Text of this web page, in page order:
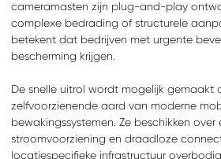
cameramasten zijn plug-and-play
complexe bedrading of structurele
betekent dat bedrijven met urgente
bescherming krijgen.
De snelle uitrol wordt mogelijk gemaakt
zelfvoorzienende aard van moderne
bewakingssystemen. Ze beschikken over
stroomvoorziening en draadloze
locatiespecifieke infrastructuur